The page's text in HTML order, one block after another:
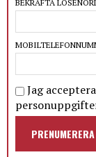
BEKRÄFTA
Jag
PRENUMERERA